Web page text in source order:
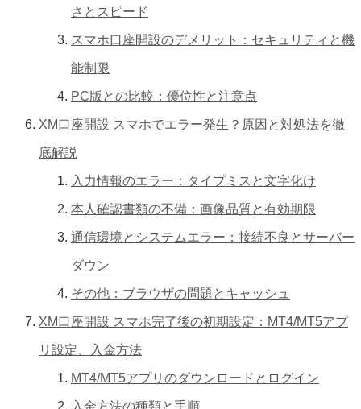
さとスピード
スマホ口座開設のデメリット：セキュリティと機
能制限
PC版との比較：優位性と注意点
XM口座開設 スマホでエラー発生？原因と対処法を徹
底解説
入力情報のエラー：タイプミスと文字化け
本人確認書類の不備：画像品質と有効期限
通信環境とシステムエラー：接続不良とサーバー
ダウン
その他：ブラウザの問題とキャッシュ
XM口座開設 スマホ完了後の初期設定：MT4/MT5アプ
リ設定、入金方法
MT4/MT5アプリのダウンロードとログイン